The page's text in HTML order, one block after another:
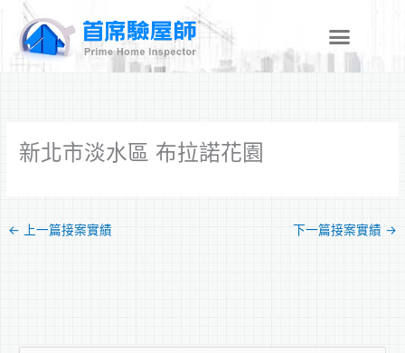
新北市淡水區 布拉諾花園
← 上一篇接案實績 下一篇接案實績 →